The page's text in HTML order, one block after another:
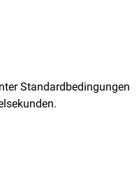
Standardbedingungen